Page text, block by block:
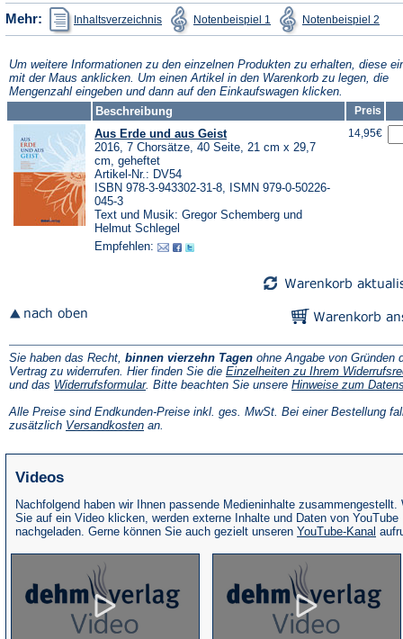
Mehr: Inhaltsverzeichnis
(Öffnet
in
einem
Tab)
Notenbeispiel 1
(Öffnet
in
einem
Tab)
Notenbeispiel 2in
Tab)
Um weitere Informationen zu den einzelnen Produkten zu erhalten, diese
mit der Maus anklicken. Um einen Artikel in den Warenkorb zu legen, die
Mengenzahl eingeben und dann auf den Einkaufswagen klicken.
Beschreibung
Preis
Aus Erde und aus Geist
2016, 7 Chorsätze, 40 Seite, 21 cm x 29,7
cm, geheftet
Artikel-Nr.: DV54
ISBN 978-3-943302-31-8, ISMN 979-0-50226-
045-3
Text und Musik: Gregor Schemberg und
Helmut Schlegel
Empfehlen:
14,95€
Sie haben das Recht, binnen vierzehn Tagen ohne Angabe von Gründen
Vertrag zu widerrufen. Hier finden Sie die Einzelheiten zu Ihrem
und das Widerrufsformular(Öffnet
einem
neuen
. Bitte beachten Sie unsere Hinweise zum
Alle Preise sind Endkunden-Preise inkl. ges. MwSt. Bei einer Bestellung
zusätzlich Versandkosten(Öffnet
an.
Videos
Nachfolgend haben wir Ihnen passende Medieninhalte zusammengestellt.
Sie auf ein Video klicken, werden externe Inhalte und Daten von YouTube
nachgeladen. Gerne können Sie auch gezielt unseren YouTube-Kanal